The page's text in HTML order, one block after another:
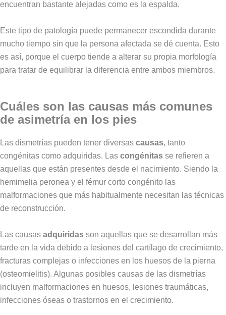
encuentran bastante alejadas como es la espalda.
Este tipo de patología puede permanecer escondida durante
mucho tiempo sin que la persona afectada se dé cuenta. Esto
es así, porque el cuerpo tiende a alterar su propia morfología
para tratar de equilibrar la diferencia entre ambos miembros.
Cuáles son las causas más comunes
de asimetría en los pies
Las dismetrías pueden tener diversas causas, tanto
congénitas como adquiridas. Las congénitas se refieren a
aquellas que están presentes desde el nacimiento. Siendo la
hemimelia peronea y el fémur corto congénito las
malformaciones que más habitualmente necesitan las técnicas
de reconstrucción.
Las causas adquiridas son aquellas que se desarrollan más
tarde en la vida debido a lesiones del cartílago de crecimiento,
fracturas complejas o infecciones en los huesos de la pierna
(osteomielitis). Algunas posibles causas de las dismetrías
incluyen malformaciones en huesos, lesiones traumáticas,
infecciones óseas o trastornos en el crecimiento.